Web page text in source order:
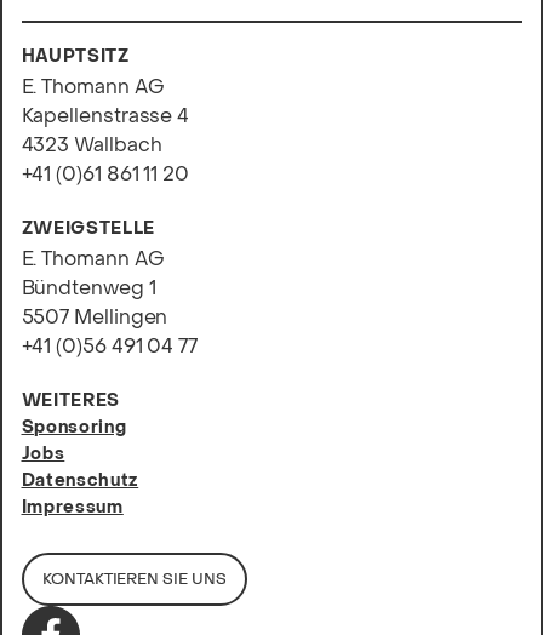
HAUPTSITZ
E. Thomann AG
Kapellenstrasse 4
4323 Wallbach
+41 (0)61 861 11 20
ZWEIGSTELLE
E. Thomann AG
Bündtenweg 1
5507 Mellingen
+41 (0)56 491 04 77
WEITERES
Sponsoring
Jobs
Datenschutz
Impressum
KONTAKTIEREN SIE UNS